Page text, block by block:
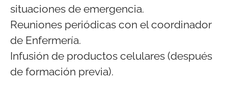
situaciones de emergencia.
Reuniones periódicas con el coordinador
de Enfermería.
Infusión de productos celulares (después
de formación previa).